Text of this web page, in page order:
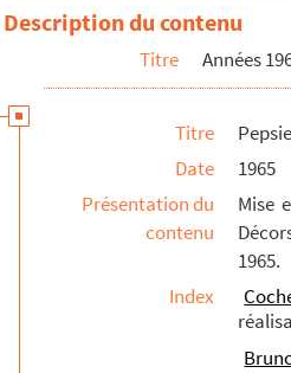
L'impromptu de Versailles (1969 ;
Des pommes pour Eve (1969 ; Vitaly)
L'assassinat de Sister George (1969 ;
Guerre et paix au café Sneffle (1969 ;
Trois hommes sur un cheval (1969 ;
Années 1970-1979
Description du contenu
Titre Années
Titre
Date
1965
Présentation du
contenu
Mise
1965.
Index